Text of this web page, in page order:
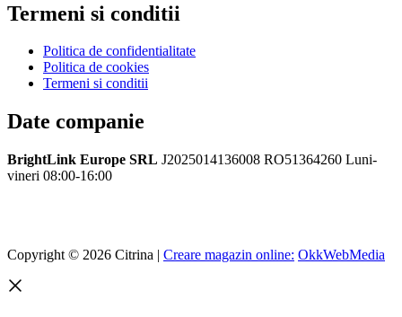
Termeni si conditii
Politica de confidentialitate
Politica de cookies
Termeni si conditii
Date companie
BrightLink Europe SRL J2025014136008 RO51364260 Luni-
vineri 08:00-16:00
Copyright © 2026 Citrina | Creare magazin online: OkkWebMedia